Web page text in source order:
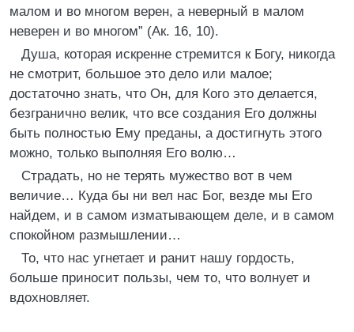
малом и во многом верен, а неверный в малом
неверен и во многом” (Ак. 16, 10).
Душа, которая искренне стремится к Богу, никогда
не смотрит, большое это дело или малое;
достаточно знать, что Он, для Кого это делается,
безгранично велик, что все создания Его должны
быть полностью Ему преданы, а достигнуть этого
можно, только выполняя Его волю…
Страдать, но не терять мужество вот в чем
величие… Куда бы ни вел нас Бог, везде мы Его
найдем, и в самом изматывающем деле, и в самом
спокойном размышлении…
То, что нас угнетает и ранит нашу гордость,
больше приносит пользы, чем то, что волнует и
вдохновляет.